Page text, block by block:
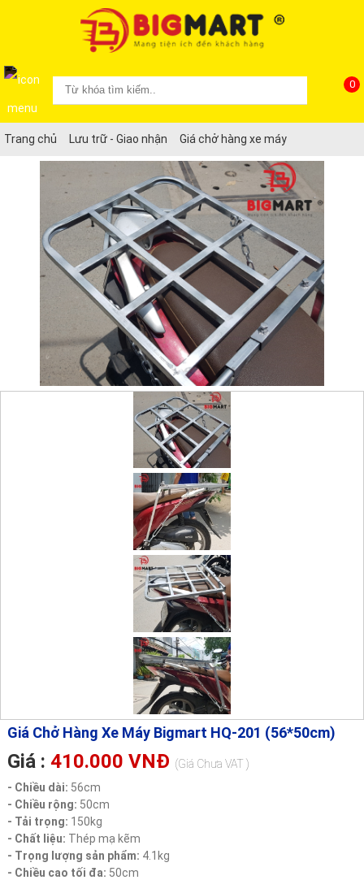
0
Trang chủ Lưu trữ - Giao nhận Giá chở hàng xe máy
Giá Chở Hàng Xe Máy Bigmart HQ-201 (56*50cm)
Giá : 410.000 VNĐ (Giá Chưa VAT )
- Chiều dài: 56cm
- Chiều rộng: 50cm
- Tải trọng: 150kg
- Chất liệu: Thép mạ kẽm
- Trọng lượng sản phẩm: 4.1kg
- Chiều cao tối đa: 50cm